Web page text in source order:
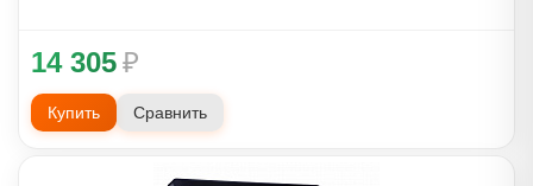
14 305₽
Купить Сравнить